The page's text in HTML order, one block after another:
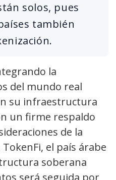
solos, pues
también
la
del mundo real
su infraestructura
un firme respaldo
de la
el país árabe
soberana